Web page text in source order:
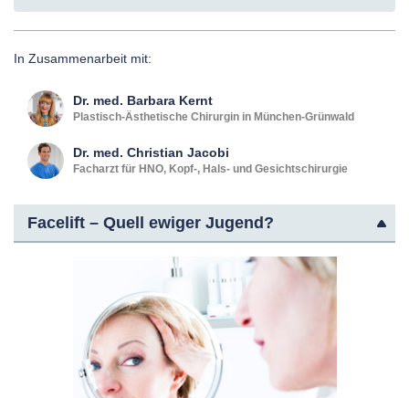
In Zusammenarbeit mit:
Dr. med. Barbara Kernt
Plastisch-Ästhetische Chirurgin in München-Grünwald
Dr. med. Christian Jacobi
Facharzt für HNO, Kopf-, Hals- und Gesichtschirurgie
Facelift – Quell ewiger Jugend?